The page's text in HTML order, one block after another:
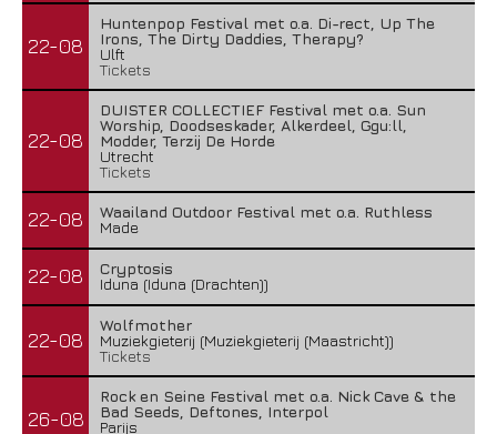
22-08
Huntenpop Festival met o.a. Di-rect, Up The
Irons, The Dirty Daddies, Therapy?
Ulft
Tickets
22-08
DUISTER COLLECTIEF Festival met o.a. Sun
Worship, Doodseskader, Alkerdeel, Ggu:ll,
Modder, Terzij De Horde
Utrecht
Tickets
22-08
Waailand Outdoor Festival met o.a. Ruthless
Made
22-08
Cryptosis
Iduna (Iduna (Drachten))
22-08
Wolfmother
Muziekgieterij (Muziekgieterij (Maastricht))
Tickets
26-08
Rock en Seine Festival met o.a. Nick Cave & the
Bad Seeds, Deftones, Interpol
Parijs